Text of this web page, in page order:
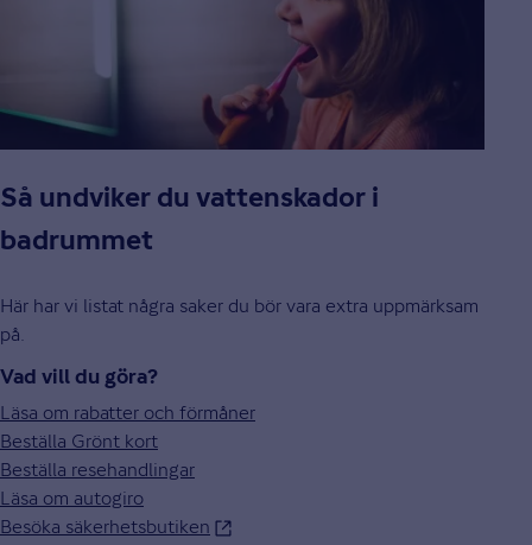
Så undviker du vattenskador i
badrummet
Här har vi listat några saker du bör vara extra uppmärksam
på.
Vad vill du göra?
Läsa om rabatter och förmåner
Beställa Grönt kort
Beställa resehandlingar
Läsa om autogiro
Besöka säkerhetsbutiken